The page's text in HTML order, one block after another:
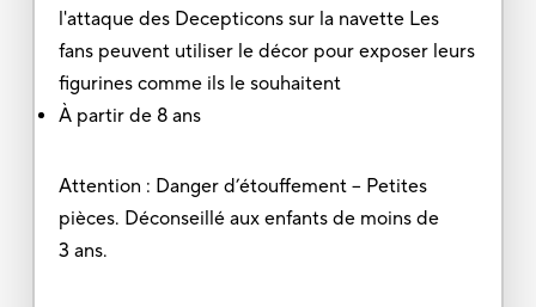
l'attaque des Decepticons sur la navette Les
fans peuvent utiliser le décor pour exposer leurs
figurines comme ils le souhaitent
À partir de 8 ans
Attention : Danger d’étouffement – Petites
pièces. Déconseillé aux enfants de moins de
3 ans.